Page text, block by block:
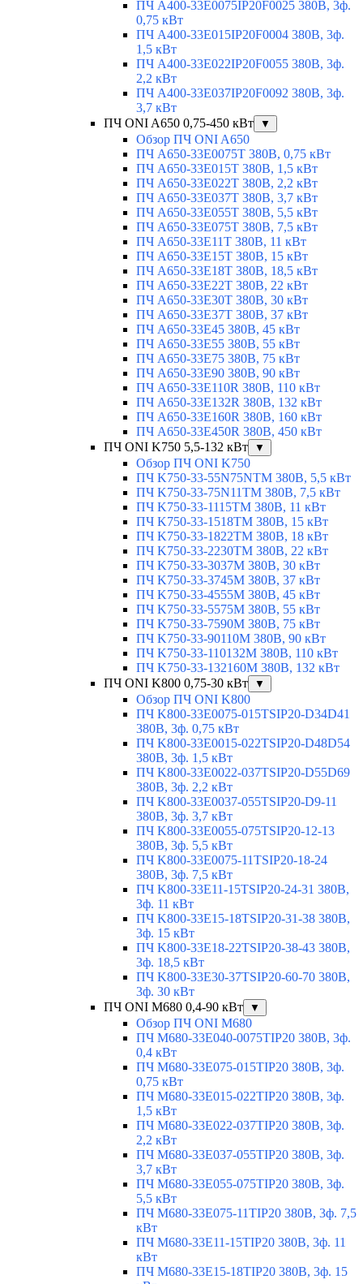
ПЧ A400-33E0075IP20F0025 380В, 3ф.
0,75 кВт
ПЧ A400-33E015IP20F0004 380В, 3ф.
1,5 кВт
ПЧ A400-33E022IP20F0055 380В, 3ф.
2,2 кВт
ПЧ A400-33E037IP20F0092 380В, 3ф.
3,7 кВт
ПЧ ONI A650 0,75-450 кВт
▼
Обзор ПЧ ONI A650
ПЧ A650-33E0075T 380В, 0,75 кВт
ПЧ A650-33E015T 380В, 1,5 кВт
ПЧ A650-33E022T 380В, 2,2 кВт
ПЧ A650-33E037T 380В, 3,7 кВт
ПЧ A650-33E055T 380В, 5,5 кВт
ПЧ A650-33E075T 380В, 7,5 кВт
ПЧ A650-33E11T 380В, 11 кВт
ПЧ A650-33E15T 380В, 15 кВт
ПЧ A650-33E18T 380В, 18,5 кВт
ПЧ A650-33E22T 380В, 22 кВт
ПЧ A650-33E30T 380В, 30 кВт
ПЧ A650-33E37T 380В, 37 кВт
ПЧ A650-33E45 380В, 45 кВт
ПЧ A650-33E55 380В, 55 кВт
ПЧ A650-33E75 380В, 75 кВт
ПЧ A650-33E90 380В, 90 кВт
ПЧ A650-33E110R 380В, 110 кВт
ПЧ A650-33E132R 380В, 132 кВт
ПЧ A650-33E160R 380В, 160 кВт
ПЧ A650-33E450R 380В, 450 кВт
ПЧ ONI K750 5,5-132 кВт
▼
Обзор ПЧ ONI K750
ПЧ K750-33-55N75NTM 380В, 5,5 кВт
ПЧ K750-33-75N11TM 380В, 7,5 кВт
ПЧ K750-33-1115TM 380В, 11 кВт
ПЧ K750-33-1518TM 380В, 15 кВт
ПЧ K750-33-1822TM 380В, 18 кВт
ПЧ K750-33-2230TM 380В, 22 кВт
ПЧ K750-33-3037M 380В, 30 кВт
ПЧ K750-33-3745M 380В, 37 кВт
ПЧ K750-33-4555M 380В, 45 кВт
ПЧ K750-33-5575M 380В, 55 кВт
ПЧ K750-33-7590M 380В, 75 кВт
ПЧ K750-33-90110M 380В, 90 кВт
ПЧ K750-33-110132M 380В, 110 кВт
ПЧ K750-33-132160M 380В, 132 кВт
ПЧ ONI K800 0,75-30 кВт
▼
Обзор ПЧ ONI K800
ПЧ K800-33E0075-015TSIP20-D34D41
380В, 3ф. 0,75 кВт
ПЧ K800-33E0015-022TSIP20-D48D54
380В, 3ф. 1,5 кВт
ПЧ K800-33E0022-037TSIP20-D55D69
380В, 3ф. 2,2 кВт
ПЧ K800-33E0037-055TSIP20-D9-11
380В, 3ф. 3,7 кВт
ПЧ K800-33E0055-075TSIP20-12-13
380В, 3ф. 5,5 кВт
ПЧ K800-33E0075-11TSIP20-18-24
380В, 3ф. 7,5 кВт
ПЧ K800-33E11-15TSIP20-24-31 380В,
3ф. 11 кВт
ПЧ K800-33E15-18TSIP20-31-38 380В,
3ф. 15 кВт
ПЧ K800-33E18-22TSIP20-38-43 380В,
3ф. 18,5 кВт
ПЧ K800-33E30-37TSIP20-60-70 380В,
3ф. 30 кВт
ПЧ ONI M680 0,4-90 кВт
▼
Обзор ПЧ ONI M680
ПЧ M680-33E040-0075TIP20 380В, 3ф.
0,4 кВт
ПЧ M680-33E075-015TIP20 380В, 3ф.
0,75 кВт
ПЧ M680-33E015-022TIP20 380В, 3ф.
1,5 кВт
ПЧ M680-33E022-037TIP20 380В, 3ф.
2,2 кВт
ПЧ M680-33E037-055TIP20 380В, 3ф.
3,7 кВт
ПЧ M680-33E055-075TIP20 380В, 3ф.
5,5 кВт
ПЧ M680-33E075-11TIP20 380В, 3ф. 7,5
кВт
ПЧ M680-33E11-15TIP20 380В, 3ф. 11
кВт
ПЧ M680-33E15-18TIP20 380В, 3ф. 15